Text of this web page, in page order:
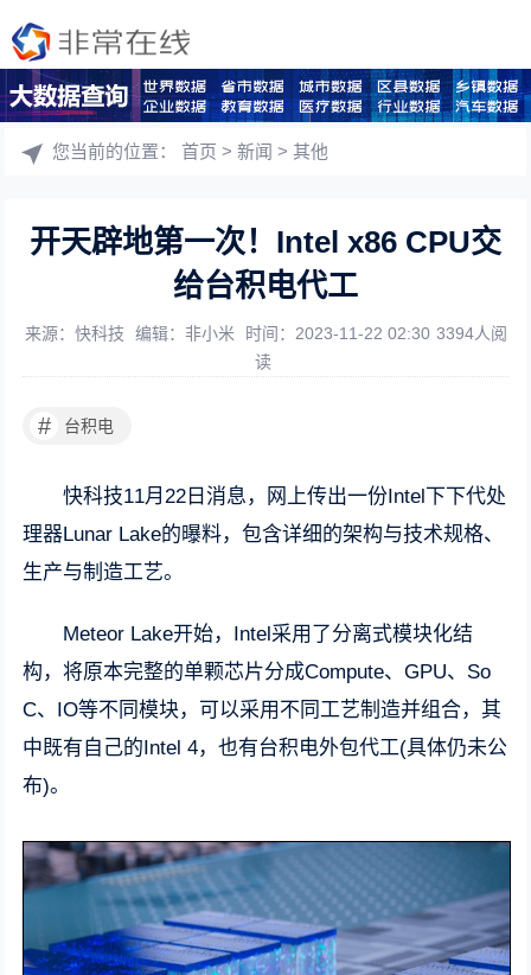
您当前的位置：首页 >新闻 >其他
开天辟地第一次！Intel x86 CPU交
给台积电代工
来源：快科技 编辑：非小米 时间：2023-11-22 02:30 3394人阅
读
# 台积电
快科技11月22日消息，网上传出一份Intel下下代处
理器Lunar Lake的曝料，包含详细的架构与技术规格、
生产与制造工艺。
Meteor Lake开始，Intel采用了分离式模块化结
构，将原本完整的单颗芯片分成Compute、GPU、So
C、IO等不同模块，可以采用不同工艺制造并组合，其
中既有自己的Intel 4，也有台积电外包代工(具体仍未公
布)。